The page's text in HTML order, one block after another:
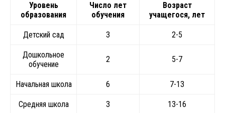
Уровень
образования
Число лет
обучения
Возраст
учащегося, лет
Детский сад 3 2-5
Дошкольное
обучение
2 5-7
Начальная школа 6 7-13
Средняя школа 3 13-16